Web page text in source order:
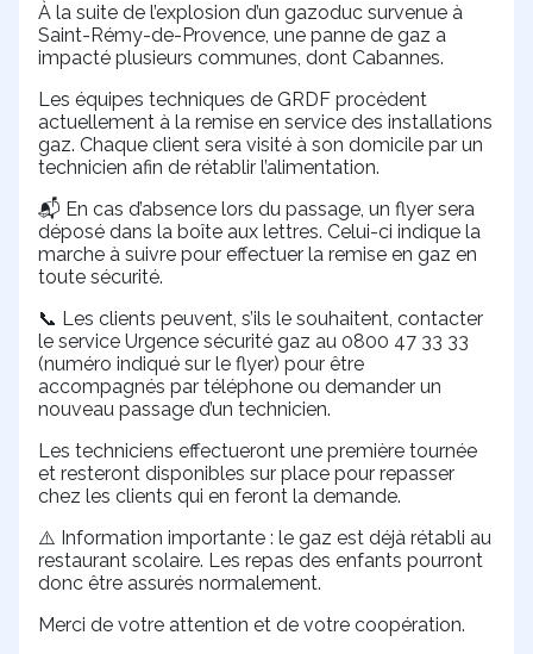
À la suite de l’explosion d’un gazoduc survenue à
Saint-Rémy-de-Provence, une panne de gaz a
impacté plusieurs communes, dont Cabannes.
Les équipes techniques de GRDF procèdent
actuellement à la remise en service des installations
gaz. Chaque client sera visité à son domicile par un
technicien afin de rétablir l’alimentation.
📬 En cas d’absence lors du passage, un flyer sera
déposé dans la boîte aux lettres. Celui-ci indique la
marche à suivre pour effectuer la remise en gaz en
toute sécurité.
📞 Les clients peuvent, s’ils le souhaitent, contacter
le service Urgence sécurité gaz au 0800 47 33 33
(numéro indiqué sur le flyer) pour être
accompagnés par téléphone ou demander un
nouveau passage d’un technicien.
Les techniciens effectueront une première tournée
et resteront disponibles sur place pour repasser
chez les clients qui en feront la demande.
⚠️ Information importante : le gaz est déjà rétabli au
restaurant scolaire. Les repas des enfants pourront
donc être assurés normalement.
Merci de votre attention et de votre coopération.